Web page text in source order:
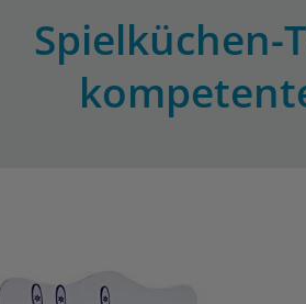
Spielküchen-